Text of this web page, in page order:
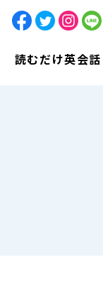
読むだけ英会話